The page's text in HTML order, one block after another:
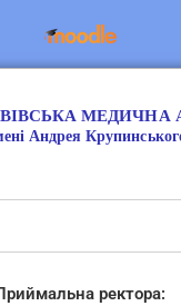
ректора: